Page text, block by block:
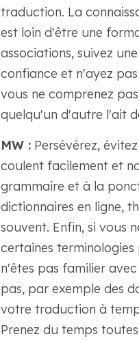
traduction. La
est loin d'être une
associations, suivez
confiance et n'ayez
vous ne comprenez
quelqu'un d'autre l'ait
MW :Persévérez,
coulent facilement et
grammaire et à la
dictionnaires en ligne,
souvent. Enfin, si vous
certaines
n'êtes pas familier
pas, par exemple des
votre traduction à
Prenez du temps